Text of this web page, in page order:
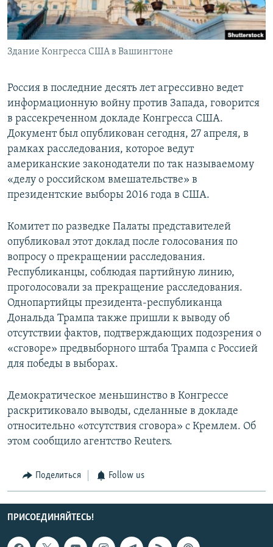
СПОРТ
МИР
БЛОГИ
ГОЛОСА
ЧИТАЕМ ПРЕССУ
АРХИВ РАДИОПРОГРАММЫ
Все сайты РСЕ/РС
Здание Конгресса США в Вашингтоне
Россия в последние десять лет агрессивно ведет
информационную войну против Запада, говорится
в рассекреченном докладе Конгресса США.
Документ был опубликован сегодня, 27 апреля, в
рамках расследования, которое ведут
американские законодатели по так называемому
«делу о российском вмешательстве» в
президентские выборы 2016 года в США.
Комитет по разведке Палаты представителей
опубликовал этот доклад после голосования по
вопросу о прекращении расследования.
Республиканцы, соблюдая партийную линию,
проголосовали за прекращение расследования.
Однопартийцы президента-республиканца
Дональда Трампа также пришли к выводу об
отсутствии фактов, подтверждающих подозрения о
«сговоре» предвыборного штаба Трампа с Россией
для победы в выборах.
Демократическое меньшинство в Конгрессе
раскритиковало выводы, сделанные в докладе
относительно «отсутствия сговора» с Кремлем. Об
этом сообщило агентство Reuters.
Поделиться Follow us
ПРИСОЕДИНЯЙТЕСЬ!